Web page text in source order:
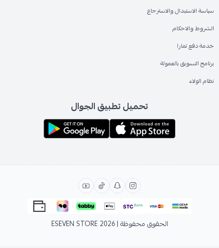
سياسة الاستبدال والاسترجاع
الشروط والاحكام
خدمة دفع تمارا
برنامج التسويق بالعمولة
نظام الولاء
تحميل تطبيق الجوال
الحقوق محفوظة | 2026 ESEVEN STORE